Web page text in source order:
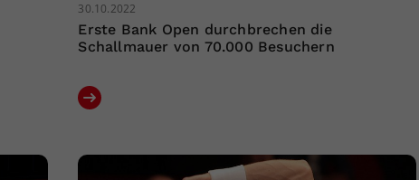
30.10.2022
Erste Bank Open durchbrechen die
Schallmauer von 70.000 Besuchern